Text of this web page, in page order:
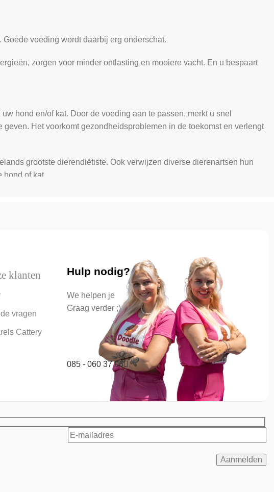
voeding wordt daarbij erg onderschat.
zorgen voor minder ontlasting en mooiere vacht. En u bespaart
hond en/of kat. Door de voeding aan te passen, merkt u snel
Het voorkomt gezondheidsproblemen in de toekomst en verlengt
grootste dierendiëtiste. Ook verwijzen diverse dierenartsen hun
of kat.
klanten
vragen
Cattery
Hulp nodig?
We helpen je
Graag verder ;)
085 - 060 37 06